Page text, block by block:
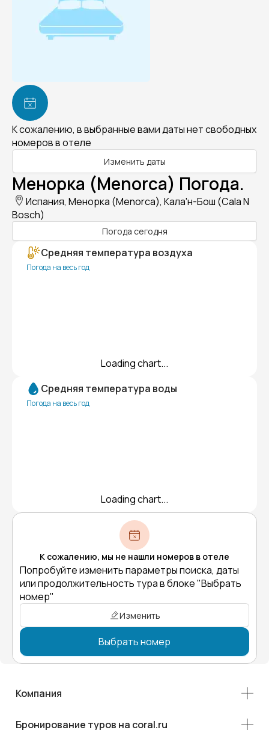
К сожалению, в выбранные вами даты нет свободных
номеров в отеле
Изменить даты
Менорка (Menorca) Погода.
Испания, Менорка (Menorca), Кала'н-Бош (Cala N
Bosch)
Погода сегодня
Средняя температура воздуха
Погода на весь год
Loading chart...
Средняя температура воды
Погода на весь год
Loading chart...
К сожалению, мы не нашли номеров в отеле
Попробуйте изменить параметры поиска, даты
или продолжительность тура в блоке "Выбрать
номер"
Изменить
Выбрать номер
Компания
Бронирование туров на coral.ru